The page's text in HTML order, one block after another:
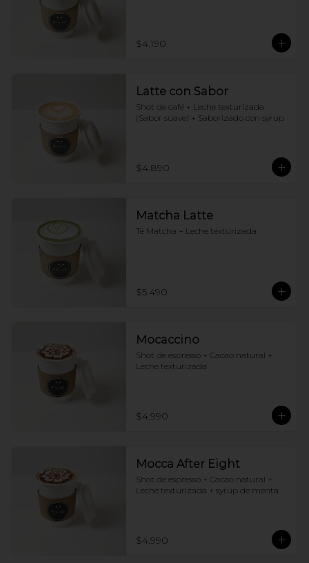
$4.190
Latte con Sabor
Shot de café + Leche texturizada
(Sabor suave) + Saborizado con syrup
$4.890
Matcha Latte
Té Matcha + Leche texturizada
$5.490
Mocaccino
Shot de espresso + Cacao natural +
Leche texturizada
$4.990
Mocca After Eight
Shot de espresso + Cacao natural +
Leche texturizada + syrup de menta
$4.990